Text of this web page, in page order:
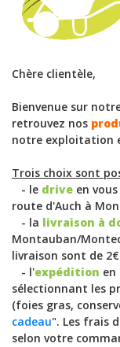
Chère clientèle,
Bienvenue sur
retrouvez nos
notre exploitation
Trois choix sont
- le drive en
route d'Auch à
- la livraison à
Montauban/
livraison sont de
- l'expédition en
sélectionnant les
(foies gras,
cadeau". Les frais
selon votre